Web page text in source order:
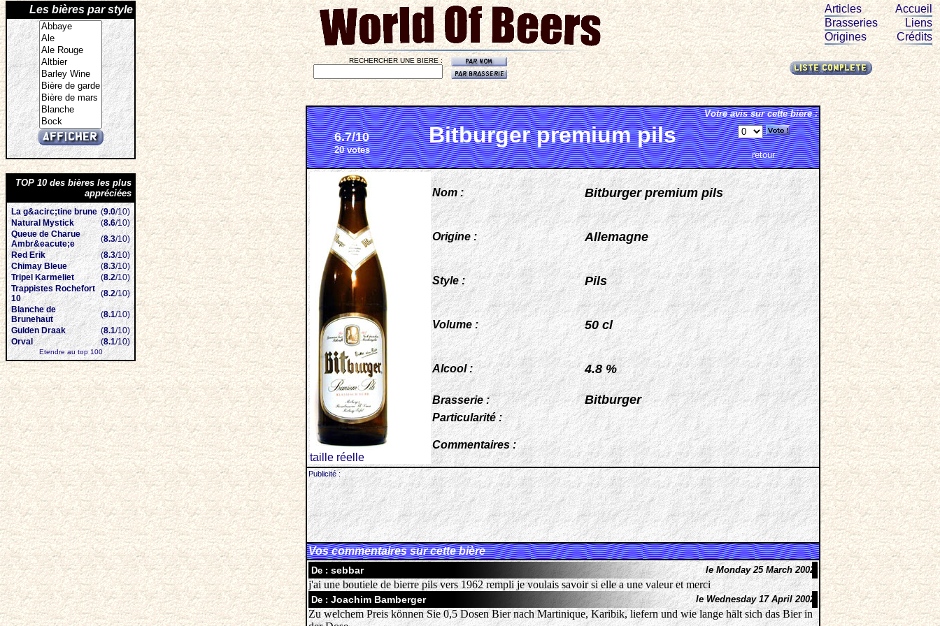
Les bières par style
TOP 10 des bières les plus
appréciées
La g&acirc;tine brune (9.0/10)
Natural Mystick
(8.6/10)
Queue de Charue
Ambr&eacute;e
(8.3/10)
Red Erik
(8.3/10)
Chimay Bleue
(8.3/10)
Tripel Karmeliet
(8.2/10)
Trappistes Rochefort
10
(8.2/10)
Blanche de
Brunehaut
(8.1/10)
Gulden Draak
(8.1/10)
Orval
(8.1/10)
Etendre au top 100
Articles
Brasseries
Origines
Accueil
Liens
Crédits
RECHERCHER UNE BIERE :
Votre avis sur cette bière :
6.7/10
20 votes
Bitburger premium pils
retour
taille réelle
Nom : Bitburger premium pils
Origine : Allemagne
Style : Pils
Volume : 50 cl
Alcool : 4.8 %
Brasserie : Bitburger
Particularité :
Commentaires :
Publicité :
Vos commentaires sur cette bière
De : sebbar le Monday 25 March 2002
j'ai une boutiele de bierre pils vers 1962 rempli je voulais savoir si elle a une valeur et merci
De : Joachim Bamberger le Wednesday 17 April 2002
Zu welchem Preis können Sie 0,5 Dosen Bier nach Martinique, Karibik, liefern und wie lange hält sich das Bier in